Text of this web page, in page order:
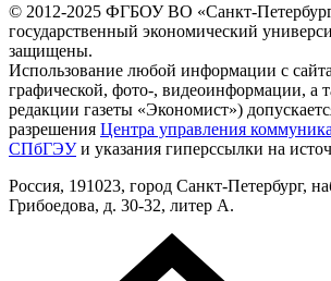
© 2012-2025 ФГБОУ ВО «Санкт-
государственный экономический
защищены.
Использование любой информации с
графической, фото-, видеоинформации, а
редакции газеты «Экономист»)
разрешения Центра управления
СПбГЭУи указания гиперссылки на
Россия, 191023, город Санкт-Петербург,
Грибоедова, д. 30-32, литер А.